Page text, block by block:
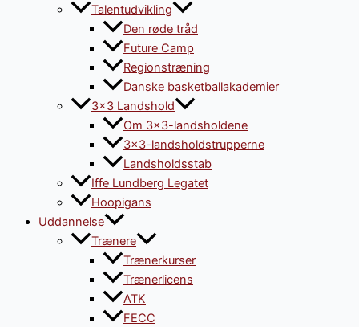
Talentudvikling
Den røde tråd
Future Camp
Regionstræning
Danske basketballakademier
3×3 Landshold
Om 3×3-landsholdene
3×3-landsholdstrupperne
Landsholdsstab
Iffe Lundberg Legatet
Hoopigans
Uddannelse
Trænere
Trænerkurser
Trænerlicens
ATK
FECC